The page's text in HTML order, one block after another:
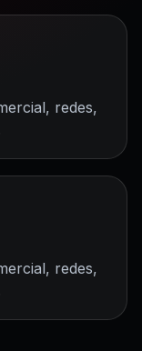
redes,
redes,